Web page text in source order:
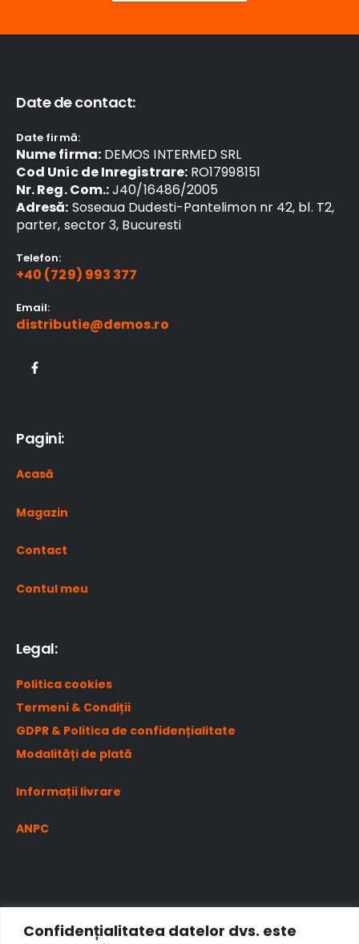
Confidențialitatea datelor dvs. este
Date de contact:
Date firmă:
Nume firma:DEMOS INTERMED SRL
Cod Unic de Inregistrare: RO17998151
Nr. Reg. Com.:J40/16486/2005
Adresă: Soseaua Dudesti-Pantelimon nr 42, bl. T2,
parter, sector 3, Bucuresti
Telefon:
+40 (729) 993 377
Email:
distributie@demos.ro
Pagini:
Acasă
Magazin
Contact
Contul meu
Legal:
Politica cookies
Termeni & Condiții
GDPR & Politica de confidențialitate
Modalități de plată
Informații livrare
ANPC